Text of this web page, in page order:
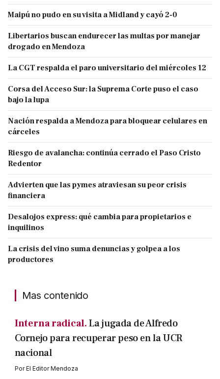
Maipú no pudo en su visita a Midland y cayó 2-0
Libertarios buscan endurecer las multas por manejar
drogado en Mendoza
La CGT respalda el paro universitario del miércoles 12
Corsa del Acceso Sur: la Suprema Corte puso el caso
bajo la lupa
Nación respalda a Mendoza para bloquear celulares en
cárceles
Riesgo de avalancha: continúa cerrado el Paso Cristo
Redentor
Advierten que las pymes atraviesan su peor crisis
financiera
Desalojos express: qué cambia para propietarios e
inquilinos
La crisis del vino suma denuncias y golpea a los
productores
Mas contenido
Interna radical.La jugada de Alfredo
Cornejo para recuperar peso en la UCR
nacional
PorEl Editor Mendoza